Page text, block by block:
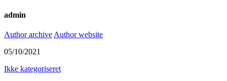
admin
Author archive Author website
05/10/2021
Ikke kategoriseret